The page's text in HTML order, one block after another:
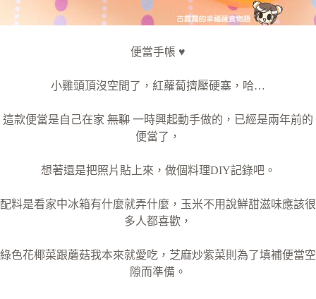
便當手帳 ♥
小雞頭頂沒空間了，紅蘿蔔擠壓硬塞，哈…
這款便當是自己在家 無聊 一時興起動手做的，已經是兩年前的
便當了，
想著還是把照片貼上來，做個料理DIY記錄吧。
配料是看家中冰箱有什麼就弄什麼，玉米不用說鮮甜滋味應該很
多人都喜歡，
綠色花椰菜跟蘑菇我本來就愛吃，芝麻炒紫菜則為了填補便當空
隙而準備。